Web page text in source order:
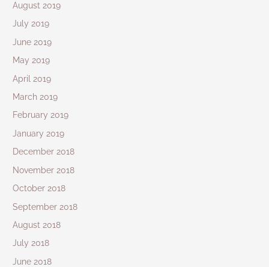
August 2019
July 2019
June 2019
May 2019
April 2019
March 2019
February 2019
January 2019
December 2018
November 2018
October 2018
September 2018
August 2018
July 2018
June 2018